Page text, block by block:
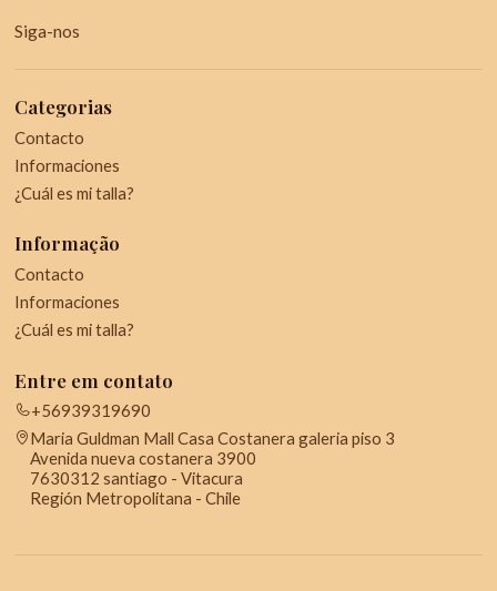
Siga-nos
Categorias
Contacto
Informaciones
¿Cuál es mi talla?
Informação
Contacto
Informaciones
¿Cuál es mi talla?
Entre em contato
+56939319690
Maria Guldman Mall Casa Costanera galeria piso 3
Avenida nueva costanera 3900
7630312 santiago - Vitacura
Región Metropolitana - Chile